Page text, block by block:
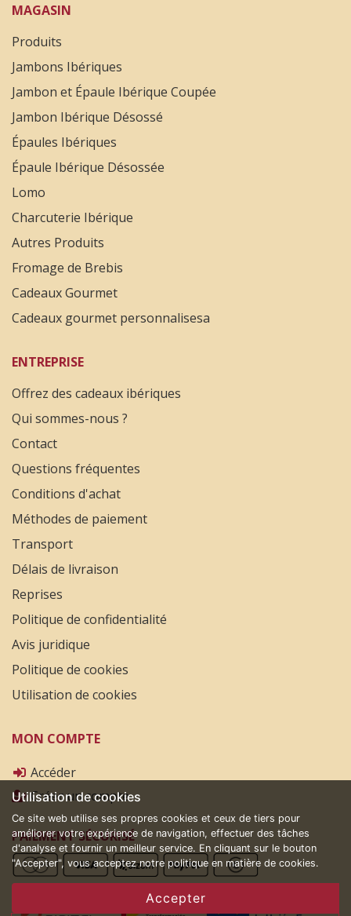
MAGASIN
Produits
Jambons Ibériques
Jambon et Épaule Ibérique Coupée
Jambon Ibérique Désossé
Épaules Ibériques
Épaule Ibérique Désossée
Lomo
Charcuterie Ibérique
Autres Produits
Fromage de Brebis
Cadeaux Gourmet
Cadeaux gourmet personnalisesa
ENTREPRISE
Offrez des cadeaux ibériques
Qui sommes-nous ?
Contact
Questions fréquentes
Conditions d'achat
Méthodes de paiement
Transport
Délais de livraison
Reprises
Politique de confidentialité
Avis juridique
Politique de cookies
Utilisation de cookies
MON COMPTE
Accéder
Créer un compte
PAIEMENT SÉCURISÉ
Utilisation de cookies
Ce site web utilise ses propres cookies et ceux de tiers pour
améliorer votre expérience de navigation, effectuer des tâches
d'analyse et fournir un meilleur service. En cliquant sur le bouton
"Accepter", vous acceptez notre politique en matière de cookies.
Accepter